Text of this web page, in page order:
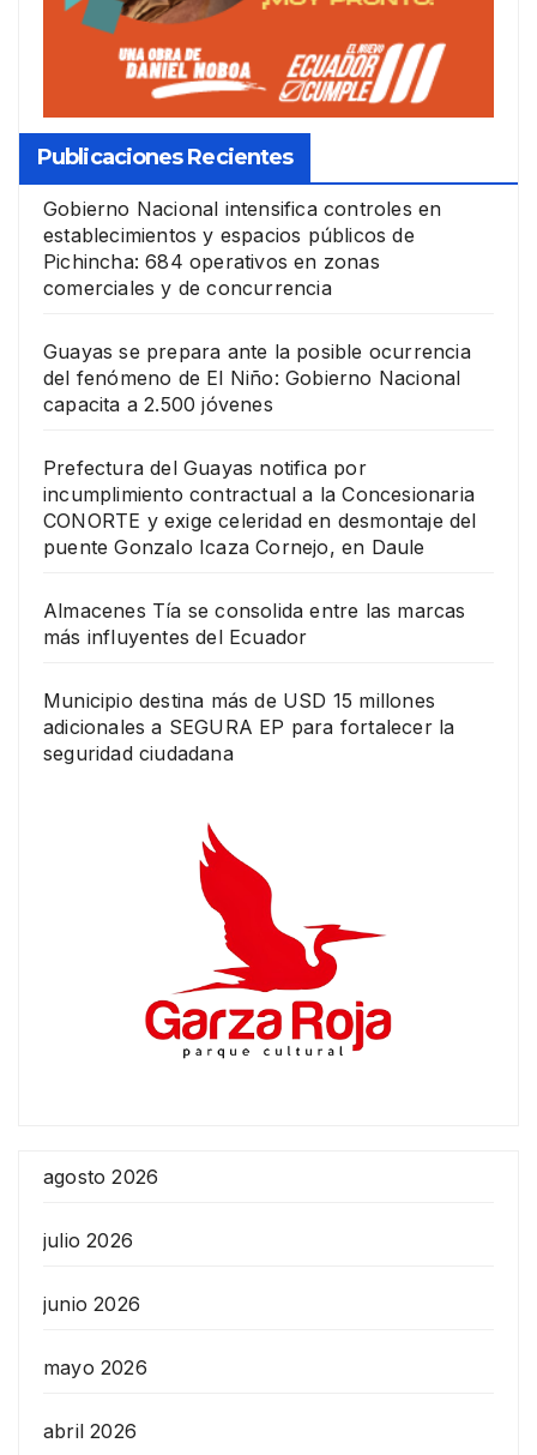
Publicaciones Recientes
Gobierno Nacional intensifica controles en
establecimientos y espacios públicos de
Pichincha: 684 operativos en zonas
comerciales y de concurrencia
Guayas se prepara ante la posible ocurrencia
del fenómeno de El Niño: Gobierno Nacional
capacita a 2.500 jóvenes
Prefectura del Guayas notifica por
incumplimiento contractual a la Concesionaria
CONORTE y exige celeridad en desmontaje del
puente Gonzalo Icaza Cornejo, en Daule
Almacenes Tía se consolida entre las marcas
más influyentes del Ecuador
Municipio destina más de USD 15 millones
adicionales a SEGURA EP para fortalecer la
seguridad ciudadana
agosto 2026
julio 2026
junio 2026
mayo 2026
abril 2026